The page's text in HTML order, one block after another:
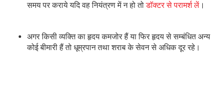
समय पर कराये यदि वह नियंत्रण में न हो तोडॉक्टर से परामर्श लें ।
अगर किसी व्यक्ति का हृदय कमजोर हैं या फिर हृदय से सम्बंधित अन्य
कोई बीमारी हैं तो धूम्रपान तथा शराब के सेवन से अधिक दूर रहे।